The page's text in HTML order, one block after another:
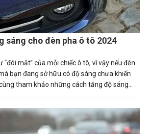
sáng cho đèn pha ô tô 2024
mắt” của mỗi chiếc ô tô, vì vậy nếu đèn
bạn đang sở hữu có độ sáng chưa khiến
tham khảo những cách tăng độ sáng